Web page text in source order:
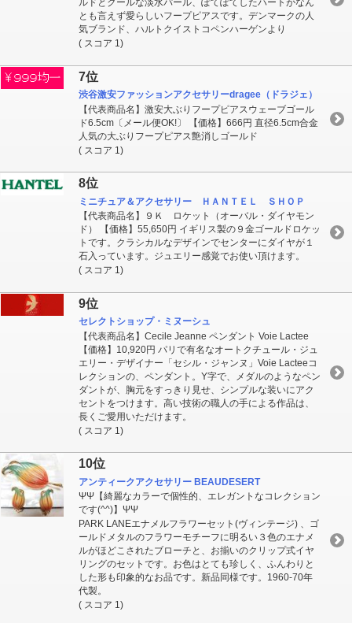
ルドとクールな淡水パール、ぽてぽてしたハートがなん
とも言えず愛らしいフープピアスです。デンマークの人
気ブランド、ハルトクイストコペンハーゲンより
( スコア 1)
7位
渋谷激安ファッションアクセサリーdragee（ドラジェ）
【代表商品名】激安大ぶりフープピアスウェーブゴール
ド6.5cm〔メール便OK!〕 【価格】666円 直径6.5cm合金
人気の大ぶりフープピアス艶消しゴールド
( スコア 1)
8位
ミニチュア＆アクセサリー ＨＡＮＴＥＬ ＳＨＯＰ
【代表商品名】９Ｋ ロケット（オーバル・ダイヤモン
ド） 【価格】55,650円 イギリス製の９金ゴールドロケッ
トです。クラシカルなデザインでセンターにダイヤが１
石入っています。ジュエリー感覚でお使い頂けます。
( スコア 1)
9位
セレクトショップ・ミヌーシュ
【代表商品名】Cecile Jeanne ペンダント Voie Lactee
【価格】10,920円 パリで有名なオートクチュール・ジュ
エリー・デザイナー「セシル・ジャンヌ」Voie Lacteeコ
レクションの、ペンダント。Y字で、メダルのようなペン
ダントが、胸元をすっきり見せ、シンプルな装いにアク
セントをつけます。高い技術の職人の手による作品は、
長くご愛用いただけます。
( スコア 1)
10位
アンティークアクセサリー BEAUDESERT
ΨΨ【綺麗なカラーで個性的、エレガントなコレクション
です(^^)】ΨΨ
PARK LANEエナメルフラワーセット(ヴィンテージ) 、ゴ
ールドメタルのフラワーモチーフに明るい３色のエナメ
ルがほどこされたブローチと、お揃いのクリップ式イヤ
リングのセットです。お色はとても珍しく、ふんわりと
した形も印象的なお品です。新品同様です。1960-70年
代製。
( スコア 1)